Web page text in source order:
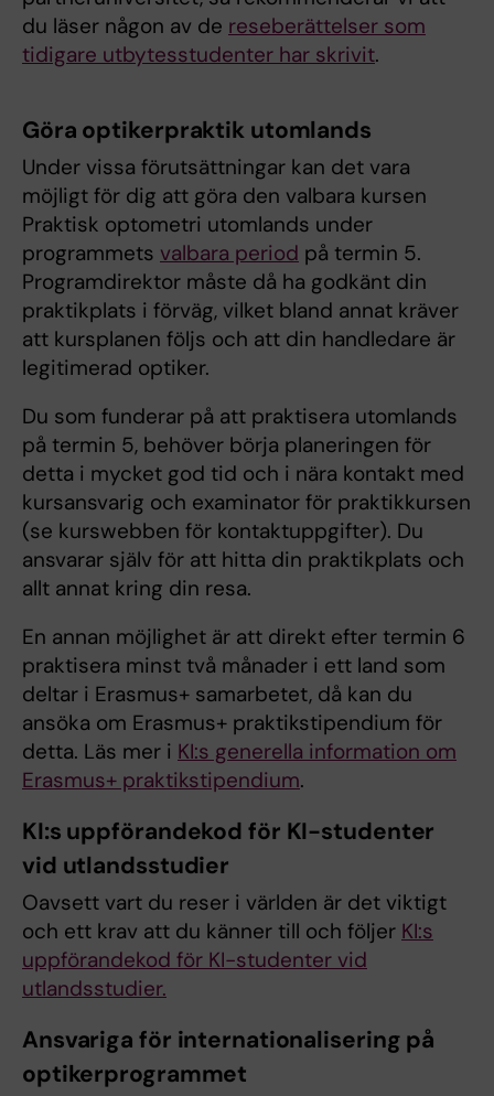
du läser någon av de reseberättelser som
tidigare utbytesstudenter har skrivit.
Göra optikerpraktik utomlands
Under vissa förutsättningar kan det vara
möjligt för dig att göra den valbara kursen
Praktisk optometri utomlands under
programmets valbara period på termin 5.
Programdirektor måste då ha godkänt din
praktikplats i förväg, vilket bland annat kräver
att kursplanen följs och att din handledare är
legitimerad optiker.
Du som funderar på att praktisera utomlands
på termin 5, behöver börja planeringen för
detta i mycket god tid och i nära kontakt med
kursansvarig och examinator för praktikkursen
(se kurswebben för kontaktuppgifter). Du
ansvarar själv för att hitta din praktikplats och
allt annat kring din resa.
En annan möjlighet är att direkt efter termin 6
praktisera minst två månader i ett land som
deltar i Erasmus+ samarbetet, då kan du
ansöka om Erasmus+ praktikstipendium för
detta. Läs mer i KI:s generella information om
Erasmus+ praktikstipendium.
KI:s uppförandekod för KI-studenter
vid utlandsstudier
Oavsett vart du reser i världen är det viktigt
och ett krav att du känner till och följer KI:s
uppförandekod för KI-studenter vid
utlandsstudier.
Ansvariga för internationalisering på
optikerprogrammet